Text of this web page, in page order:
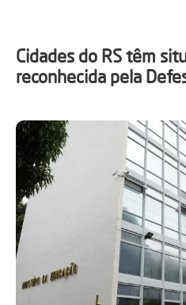
Cidades do RS têm
reconhecida pela